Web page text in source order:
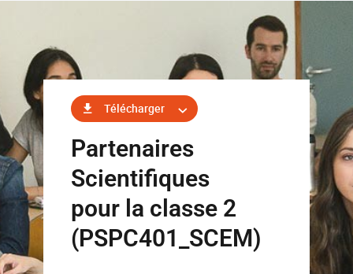
Télécharger
Partenaires
Scientifiques
pour la classe 2
(PSPC401_SCEM)